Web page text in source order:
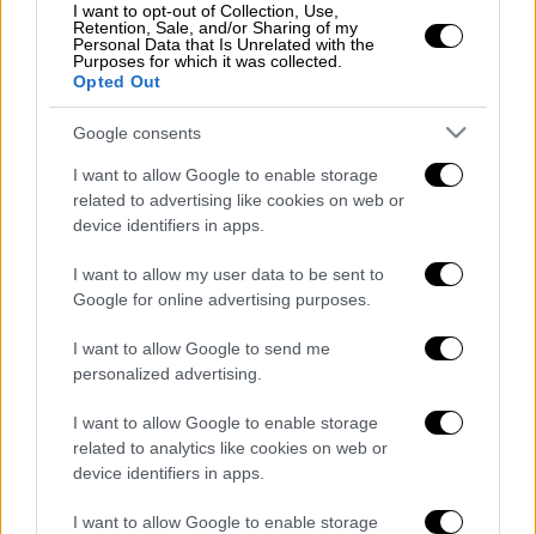
I want to opt-out of Collection, Use,
Retention, Sale, and/or Sharing of my
Personal Data that Is Unrelated with the
Purposes for which it was collected.
Opted Out
Google consents
I want to allow Google to enable storage
related to advertising like cookies on web or
device identifiers in apps.
I want to allow my user data to be sent to
Google for online advertising purposes.
I want to allow Google to send me
personalized advertising.
I want to allow Google to enable storage
related to analytics like cookies on web or
device identifiers in apps.
I want to allow Google to enable storage
video
Τα σχολιά σας δημοσιεύονται άμεσα με δική σας ευθύνη. Το
διαγράφονται
καταχώρηση